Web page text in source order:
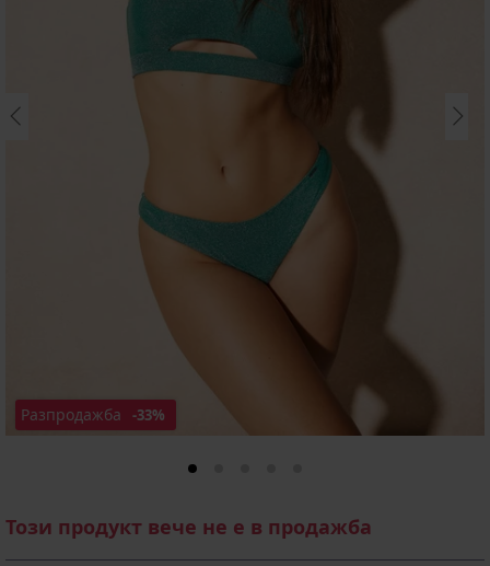
Разпродажба -33%
Този продукт вече не е в продажба